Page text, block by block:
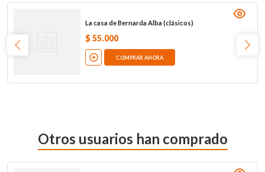
La casa de Bernarda Alba (clásicos)
$ 55.000
COMPRAR AHORA
Otros usuarios han comprado